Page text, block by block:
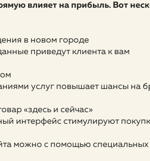
влияет на прибыль. Вот
в новом городе
приведут клиента к вам
услуг повышает шансы на
«здесь и сейчас»
интерфейс стимулируют
можно с помощью